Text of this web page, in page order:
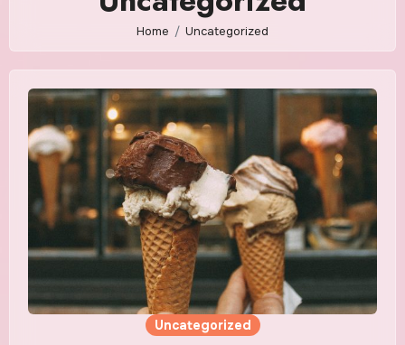
Home Uncategorized
Uncategorized